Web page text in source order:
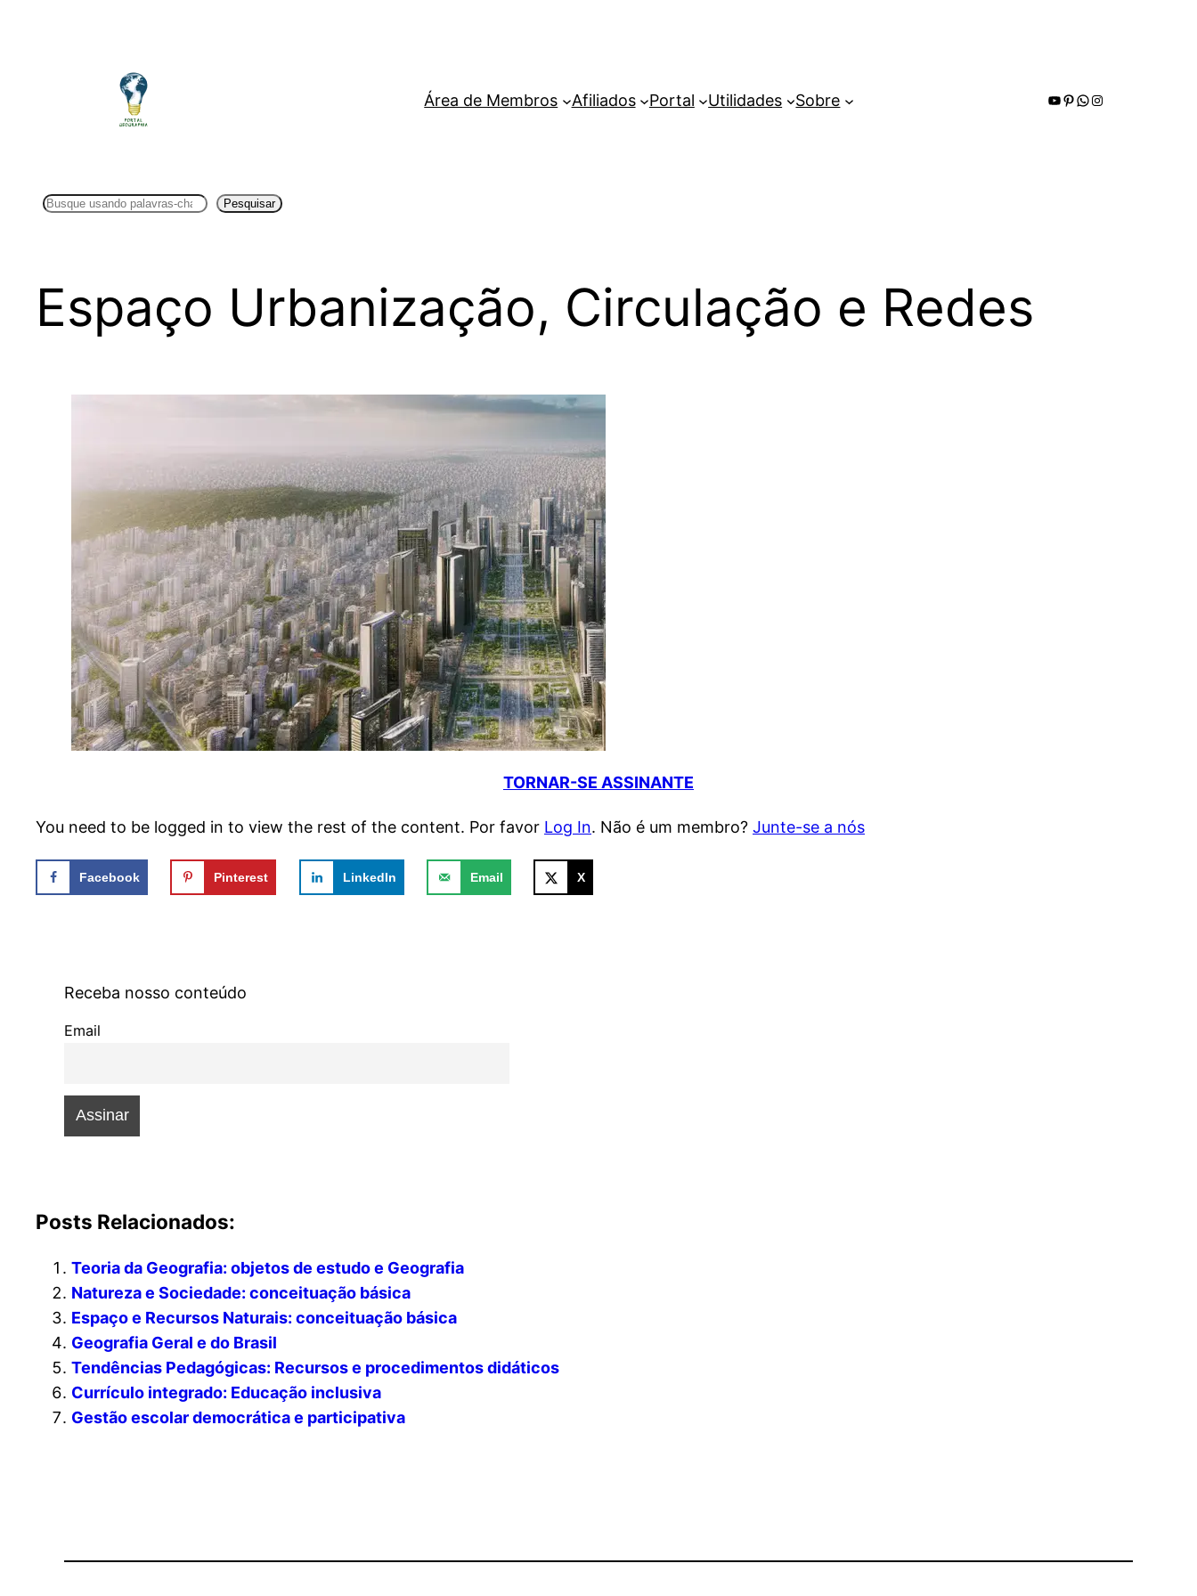
Área de Membros Afiliados Portal Utilidades Sobre Youtube
Pinterest
WhatsApp
Instagram
Pesquisar Pesquisar
Espaço Urbanização, Circulação e Redes
TORNAR-SE ASSINANTE
You need to be logged in to view the rest of the content. Por favor Log In. Não é um membro? Junte-se a nós
Facebook Pinterest LinkedIn Email X
Receba nosso conteúdo
Email
Posts Relacionados:
Teoria da Geografia: objetos de estudo e Geografia
Natureza e Sociedade: conceituação básica
Espaço e Recursos Naturais: conceituação básica
Geografia Geral e do Brasil
Tendências Pedagógicas: Recursos e procedimentos didáticos
Currículo integrado: Educação inclusiva
Gestão escolar democrática e participativa